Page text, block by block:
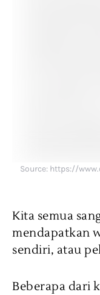
Source: https://
Kita semua
mendapatkan
sendiri, atau
Beberapa dari